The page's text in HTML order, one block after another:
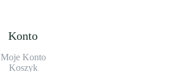
Konto
Moje Konto
Koszyk